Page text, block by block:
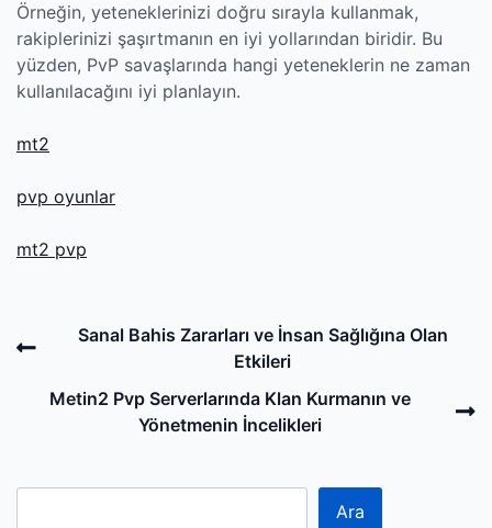
Örneğin, yeteneklerinizi doğru sırayla kullanmak,
rakiplerinizi şaşırtmanın en iyi yollarından biridir. Bu
yüzden, PvP savaşlarında hangi yeteneklerin ne zaman
kullanılacağını iyi planlayın.
mt2
pvp oyunlar
mt2 pvp
PreviousSanal Bahis Zararları ve İnsan Sağlığına Olan
Etkileri
Metin2 Pvp Serverlarında Klan Kurmanın ve
Yönetmenin İncelikleri
Ara